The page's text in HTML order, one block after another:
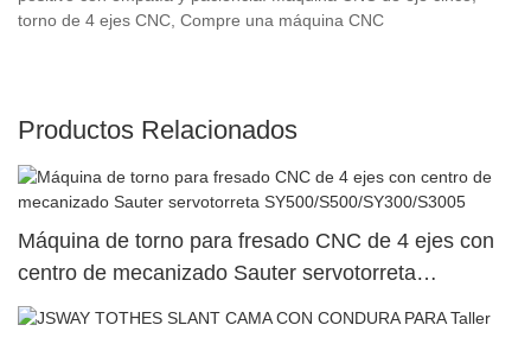
torno de 4 ejes CNC, Compre una máquina CNC
Productos Relacionados
Máquina de torno para fresado CNC de 4 ejes con
centro de mecanizado Sauter servotorreta
SY500/S500/SY300/S3005